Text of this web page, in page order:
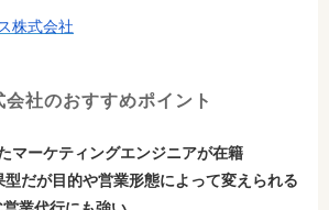
株式会社
社のおすすめポイント
マーケティングエンジニアが在籍
型だが目的や営業形態によって変えられる